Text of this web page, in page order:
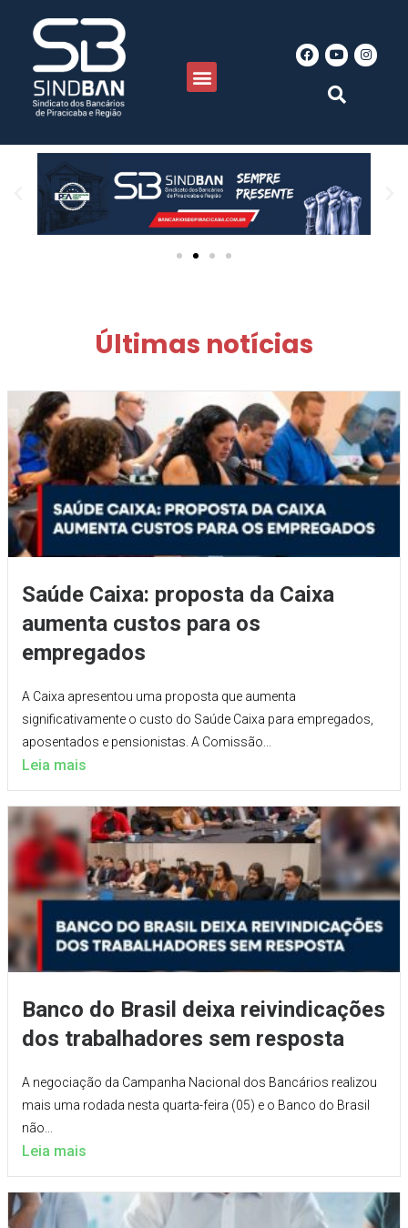
Últimas notícias
Saúde Caixa: proposta da Caixa
aumenta custos para os
empregados
A Caixa apresentou uma proposta que aumenta
significativamente o custo do Saúde Caixa para empregados,
aposentados e pensionistas. A Comissão...
Leia mais
Banco do Brasil deixa reivindicações
dos trabalhadores sem resposta
A negociação da Campanha Nacional dos Bancários realizou
mais uma rodada nesta quarta-feira (05) e o Banco do Brasil
não...
Leia mais